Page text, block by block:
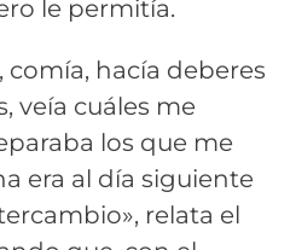
le permitía.
comía, hacía deberes
veía cuáles me
los que me
era al día siguiente
relata el